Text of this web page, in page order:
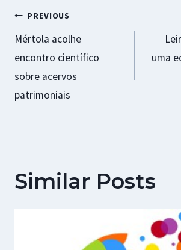
Navegação
de
artigos
PREVIOUS
Mértola acolhe
encontro científico
sobre acervos
patrimoniais
uma
Similar Posts